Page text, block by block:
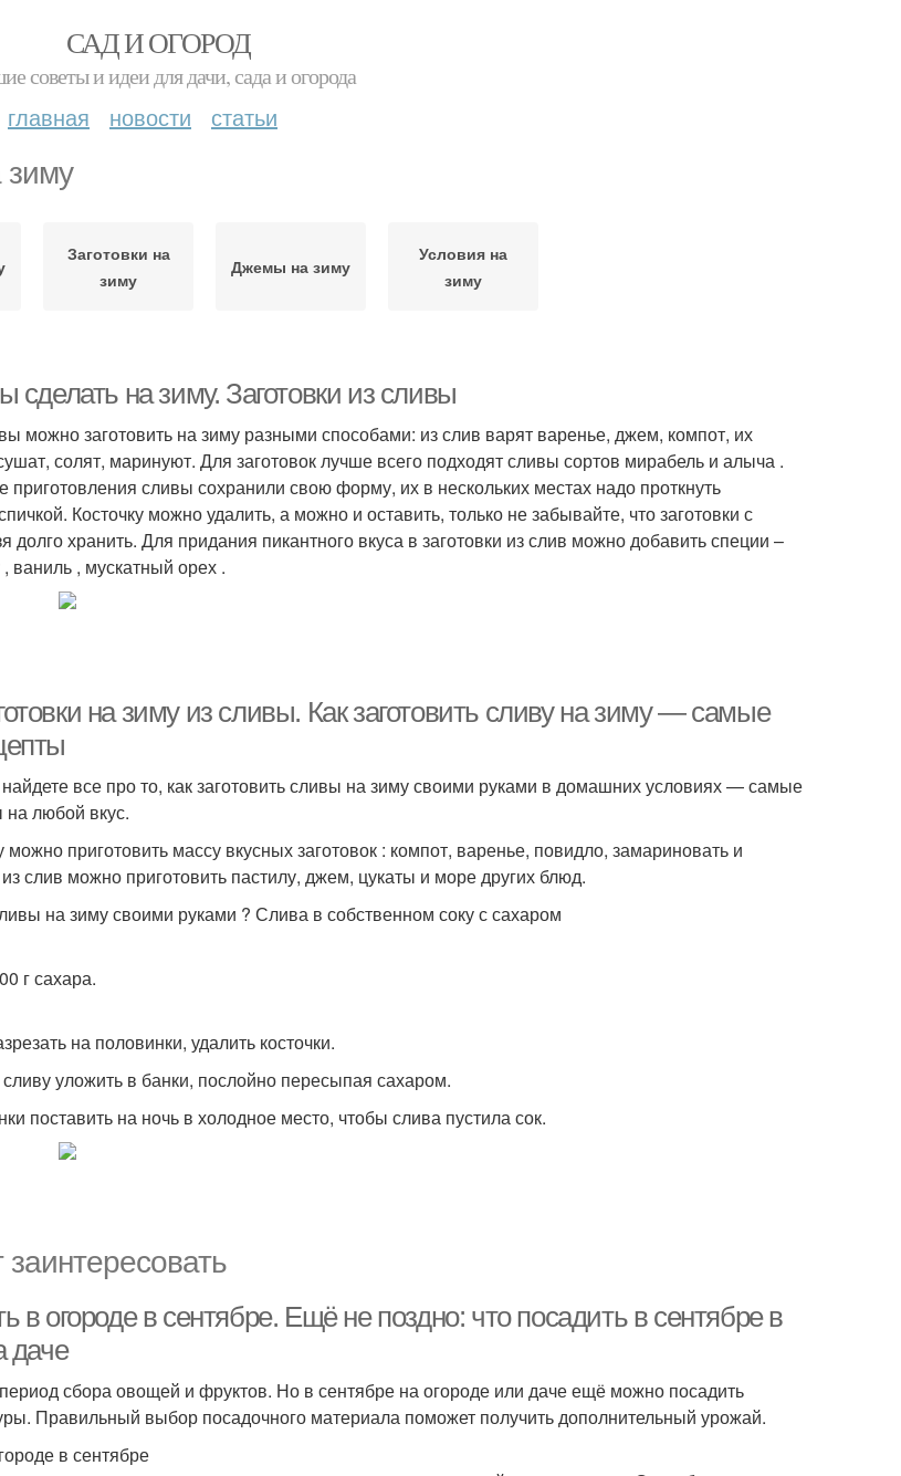
САД И ОГОРОД
советы и идеи для дачи, сада и огорода
главная новости статьи
зиму
Заготовки на
зиму
Джемы на зиму
Условия на
зиму
сделать на зиму. Заготовки из сливы
можно заготовить на зиму разными способами: из слив варят варенье, джем, компот, их
солят, маринуют. Для заготовок лучше всего подходят сливы сортов мирабель и алыча .
приготовления сливы сохранили свою форму, их в нескольких местах надо проткнуть
Косточку можно удалить, а можно и оставить, только не забывайте, что заготовки с
долго хранить. Для придания пикантного вкуса в заготовки из слив можно добавить специи –
, ваниль , мускатный орех .
на зиму из сливы. Как заготовить сливу на зиму — самые
все про то, как заготовить сливы на зиму своими руками в домашних условиях — самые
любой вкус.
приготовить массу вкусных заготовок : компот, варенье, повидло, замариновать и
слив можно приготовить пастилу, джем, цукаты и море других блюд.
на зиму своими руками ? Слива в собственном соку с сахаром
г сахара.
на половинки, удалить косточки.
уложить в банки, послойно пересыпая сахаром.
поставить на ночь в холодное место, чтобы слива пустила сок.
в огороде в сентябре. Ещё не поздно: что посадить в сентябре в
даче
сбора овощей и фруктов. Но в сентябре на огороде или даче ещё можно посадить
Правильный выбор посадочного материала поможет получить дополнительный урожай.
в сентябре